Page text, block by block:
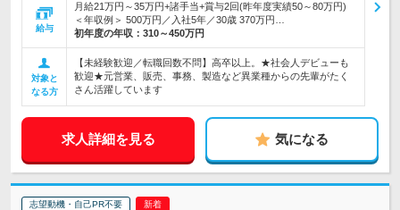
給与
月給21万円～35万円+諸手当+賞与2回(昨年度実績50～80万円)
＜年収例＞ 500万円／入社5年／30歳 370万円…
初年度の年収： 310～450万円
対象と
なる方
【未経験歓迎／転職回数不問】高卒以上。★社会人デビューも
歓迎★元営業、販売、事務、製造など異業種からの先輩がたく
さん活躍しています
求人詳細を見る 気になる
志望動機・自己PR不要